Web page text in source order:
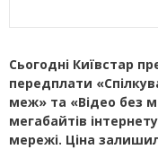
Сьогодні Київстар
передплати
меж» та «Відео без
мегабайтів
мережі. Ціна